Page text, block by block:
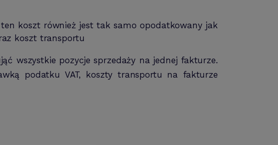
koszt również jest tak samo opodatkowany jak
koszt transportu
wszystkie pozycje sprzedaży na jednej fakturze.
podatku VAT, koszty transportu na fakturze